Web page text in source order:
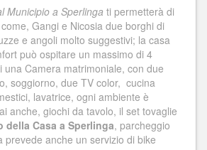
Municipio a Sperlinga ti permetterà di
Gangi e Nicosia due borghi di
e angoli molto suggestivi; la casa
può ospitare un massimo di 4
una Camera matrimoniale, con due
soggiorno, due TV color, cucina
lavatrice, ogni ambiente è
anche, giochi da tavolo, il set tovaglie
della Casa a Sperlinga, parcheggio
prevede anche un servizio di bike